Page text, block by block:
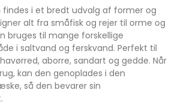
findes i et bredt udvalg af former og
alt fra småfisk og rejer til orme og
bruges til mange forskellige
i saltvand og ferskvand. Perfekt til
aborre, sandart og gedde. Når
kan den genoplades i den
så den bevarer sin